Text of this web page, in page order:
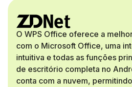
O WPS Office oferece a
com o Microsoft Office, uma
intuitiva e todas as funções
de escritório completa no
conta com a nuvem,